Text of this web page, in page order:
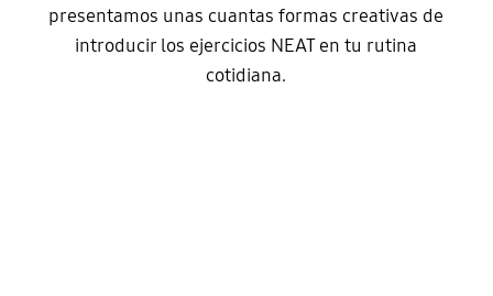
presentamos unas cuantas formas creativas de
introducir los ejercicios NEAT en tu rutina
cotidiana.